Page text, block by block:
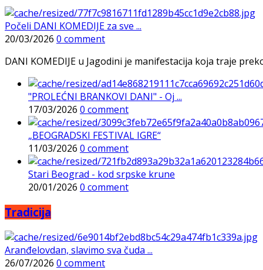
Počeli DANI KOMEDIJE za sve ...
20/03/2026 0 comment
DANI KOMEDIJE u Jagodini je manifestacija koja traje
"PROLEĆNI BRANKOVI DANI" - Oj ...
17/03/2026 0 comment
„BEOGRADSKI FESTIVAL IGRE“
11/03/2026 0 comment
Stari Beograd - kod srpske krune
20/01/2026 0 comment
Tradicija
Aranđelovdan, slavimo sva čuda ...
26/07/2026 0 comment